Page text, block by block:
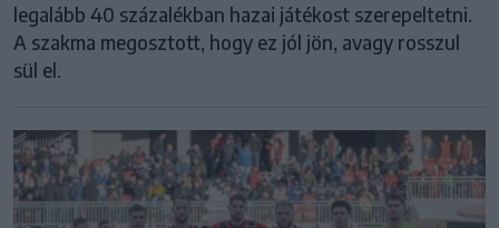
legalább 40 százalékban hazai játékost szerepeltetni.
A szakma megosztott, hogy ez jól jön, avagy rosszul
sül el.